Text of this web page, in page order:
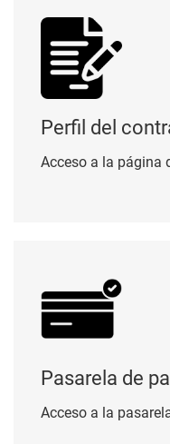
Perfil del
Acceso a la página
Pasarela de
Acceso a la